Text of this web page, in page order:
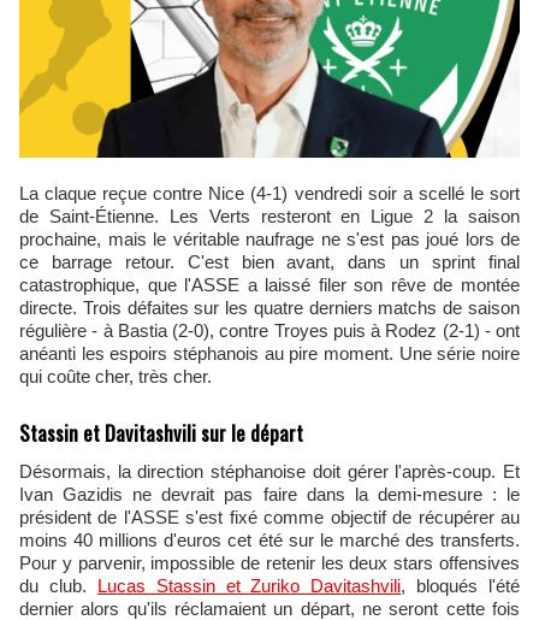
La claque reçue contre Nice (4-1) vendredi soir a scellé le sort
de Saint-Étienne. Les Verts resteront en Ligue 2 la saison
prochaine, mais le véritable naufrage ne s'est pas joué lors de
ce barrage retour. C'est bien avant, dans un sprint final
catastrophique, que l'ASSE a laissé filer son rêve de montée
directe. Trois défaites sur les quatre derniers matchs de saison
régulière - à Bastia (2-0), contre Troyes puis à Rodez (2-1) - ont
anéanti les espoirs stéphanois au pire moment. Une série noire
qui coûte cher, très cher.
Stassin et Davitashvili sur le départ
Désormais, la direction stéphanoise doit gérer l'après-coup. Et
Ivan Gazidis ne devrait pas faire dans la demi-mesure : le
président de l'ASSE s'est fixé comme objectif de récupérer au
moins 40 millions d'euros cet été sur le marché des transferts.
Pour y parvenir, impossible de retenir les deux stars offensives
du club. Lucas Stassin et Zuriko Davitashvili, bloqués l'été
dernier alors qu'ils réclamaient un départ, ne seront cette fois